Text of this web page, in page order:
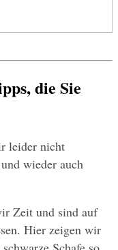
die Sie
leider nicht
wieder auch
Zeit und sind auf
Hier zeigen wir